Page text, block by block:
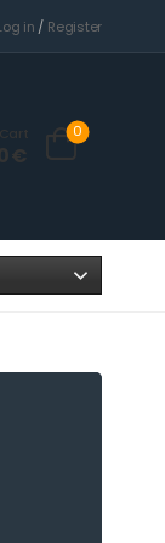
in / Register
€
0